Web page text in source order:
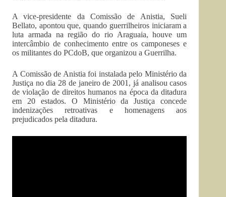
A vice-presidente da Comissão de Anistia, Sueli
Bellato, apontou que, quando guerrilheiros iniciaram a
luta armada na região do rio Araguaia, houve um
intercâmbio de conhecimento entre os camponeses e
os militantes do PCdoB, que organizou a Guerrilha.
A Comissão de Anistia foi instalada pelo Ministério da
Justiça no dia 28 de janeiro de 2001, já analisou casos
de violação de direitos humanos na época da ditadura
em 20 estados. O Ministério da Justiça concede
indenizações retroativas e homenagens aos
prejudicados pela ditadura.